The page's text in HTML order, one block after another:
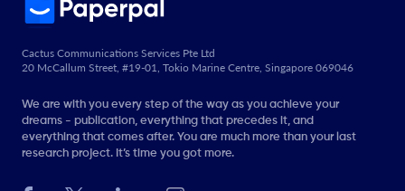
Cactus Communications Services Pte Ltd
20 McCallum Street, #19-01, Tokio Marine Centre, Singapore 069046
We are with you every step of the way as you achieve your
dreams - publication, everything that precedes it, and
everything that comes after. You are much more than your last
research project. It’s time you got more.